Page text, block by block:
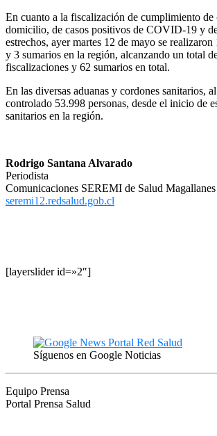
En cuanto a la fiscalización de cumplimiento de
domicilio, de casos positivos de COVID-19 y
estrechos, ayer martes 12 de mayo se
y 3 sumarios en la región, alcanzando un total
fiscalizaciones y 62 sumarios en total.
En las diversas aduanas y cordones sanitarios,
controlado 53.998 personas, desde el inicio de
sanitarios en la región.
Rodrigo Santana Alvarado
Periodista
Comunicaciones SEREMI de Salud
seremi12.redsalud.gob.cl
[layerslider id=»2″]
Síguenos en Google Noticias
Equipo Prensa
Portal Prensa Salud